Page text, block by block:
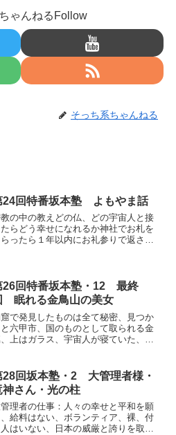
ゃんねるFollow
そっち系ちゃんねる
24回特番坂本塾 よもやま話
の中の教えどの仏、どの宇宙人と接
たらどう幸せになれるか神社でお札を
らったら１年以内にお礼参りで返さな
見て奇異祇園祭：イスラ...
26回特番坂本塾・12 最終
眠れる金鳥山の美女
で発見したものは全て秘密、見つか
六甲市、国のものとして取られる金
、上はガラス、宇宙人が寝ていた、生
る美女、怖くない生き返らせて固形
食べさせると固形物の...
28回坂本塾・2 大管理者様・
神さん・光の柱
理者の仕事：人々の幸せと平和を願
、給料はない、ボランティア、裸、付
人はいない、日本の威厳と誇りを取り